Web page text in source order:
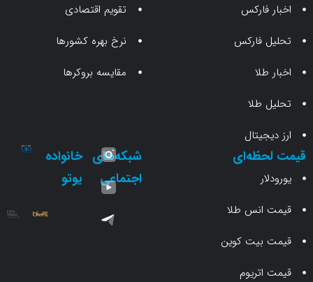
فارکس
فارکس
تقویم اقتصادی
نرخ بهره کشورها
مقایسه بروکرها
انس طلا
بیت کوین
شبکه‌های خانواده
یوتو